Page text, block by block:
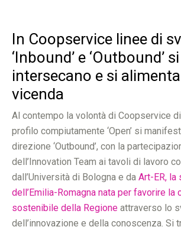
In Coopservice linee di
‘Inbound’ e ‘Outbound’ si
intersecano e si
vicenda
Al contempo la volontà di Coopservice
profilo compiutamente ‘Open’ si
direzione ‘Outbound’, con la
dell’Innovation Team ai tavoli di lavoro
dall’Università di Bologna e da Art-ER,
dell’Emilia-Romagna nata per favorire la
sostenibile della Regione attraverso lo
dell’innovazione e della conoscenza. Si